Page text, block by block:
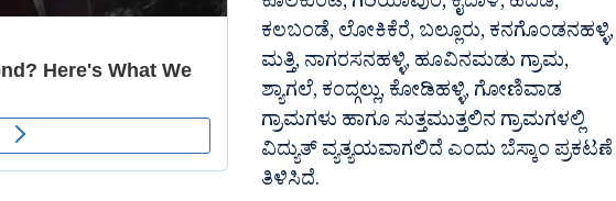
ಕಲಬಂಡೆ, ಲೋಕಿಕೆರೆ, ಬಲ್ಲೂರು, ಕನಗೊಂಡನಹಳ್ಳಿ,
ಮತ್ತಿ, ನಾಗರಸನಹಳ್ಳಿ, ಹೂವಿನಮಡು ಗ್ರಾಮ,
ಶ್ಯಾಗಲೆ, ಕಂದ್ಗಲ್ಲು, ಕೋಡಿಹಳ್ಳಿ, ಗೋಣಿವಾಡ
ಗ್ರಾಮಗಳು ಹಾಗೂ ಸುತ್ತಮುತ್ತಲಿನ ಗ್ರಾಮಗಳಲ್ಲಿ
ವಿದ್ಯುತ್ ವ್ಯತ್ಯಯವಾಗಲಿದೆ ಎಂದು ಬೆಸ್ಕಾಂ ಪ್ರಕಟಣೆ
ತಿಳಿಸಿದೆ.